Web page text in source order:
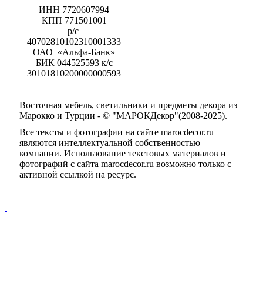
ИНН 7720607994
КПП 771501001
р/с
40702810102310001333
ОАО «Альфа-Банк»
БИК 044525593 к/с
30101810200000000593
Восточная мебель, светильники и предметы декора из
Марокко и Турции - © "МАРОКДекор"(2008-2025).
Все тексты и фотографии на сайте marocdecor.ru
являются интеллектуальной собственностью
компании. Использование текстовых материалов и
фотографий с сайта marocdecor.ru возможно только с
активной ссылкой на ресурс.